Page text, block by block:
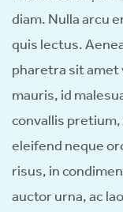
diam. Nulla arcu
quis lectus.
pharetra sit
mauris, id
convallis
eleifend neque
risus, in
auctor urna, ac